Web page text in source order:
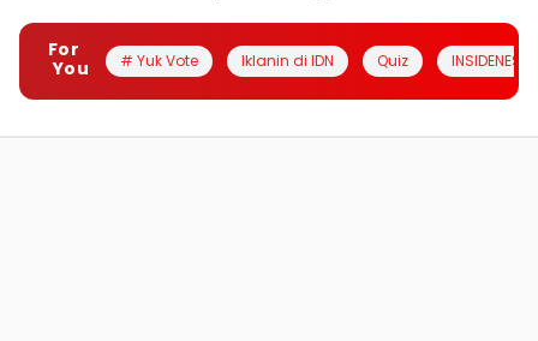
For
You
# Yuk Vote Iklanin di IDN Quiz INSIDENESIA